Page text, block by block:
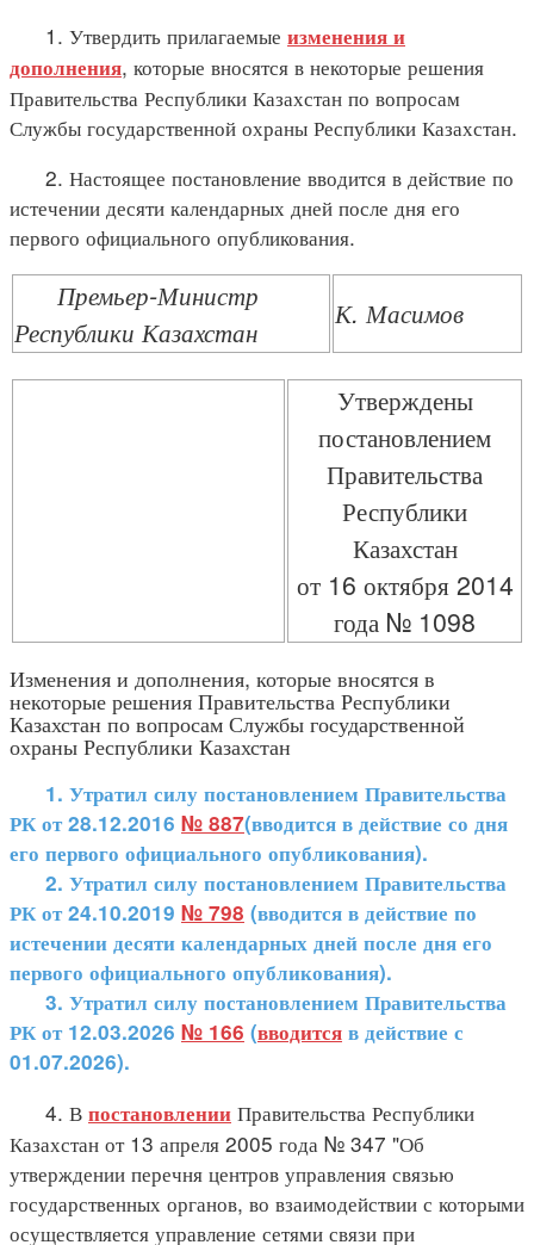
1. Утвердить прилагаемые изменения и
дополнения, которые вносятся в некоторые решения
Правительства Республики Казахстан по вопросам
Службы государственной охраны Республики Казахстан.
2. Настоящее постановление вводится в действие по
истечении десяти календарных дней после дня его
первого официального опубликования.
Премьер-Министр
Республики Казахстан
К. Масимов
Утверждены
постановлением
Правительства
Республики
Казахстан
от 16 октября 2014
года № 1098
Изменения и дополнения, которые вносятся в
некоторые решения Правительства Республики
Казахстан по вопросам Службы государственной
охраны Республики Казахстан
1. Утратил силу постановлением Правительства
РК от 28.12.2016 № 887(вводится в действие со дня
его первого официального опубликования).
2. Утратил силу постановлением Правительства
РК от 24.10.2019 № 798 (вводится в действие по
истечении десяти календарных дней после дня его
первого официального опубликования).
3. Утратил силу постановлением Правительства
РК от 12.03.2026 № 166 (вводится в действие с
01.07.2026).
4. В постановлении Правительства Республики
Казахстан от 13 апреля 2005 года № 347 "Об
утверждении перечня центров управления связью
государственных органов, во взаимодействии с которыми
осуществляется управление сетями связи при